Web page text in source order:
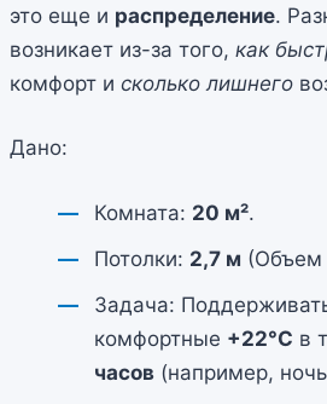
это еще и распределение.
возникает из-за того, как
комфорт и сколько лишнего
Дано:
Комната: 20 м².
Потолки: 2,7 м (Объем
Задача:
комфортные +22°C в
часов (например,